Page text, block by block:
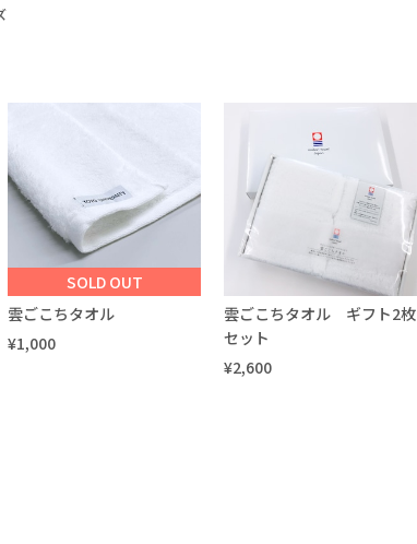
SOLD OUT
雲ごこちタオル
¥1,000
雲ごこちタオル ギフト2枚
セット
¥2,600